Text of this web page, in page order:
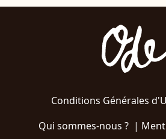
Conditions Générales
Qui sommes-nous ?|